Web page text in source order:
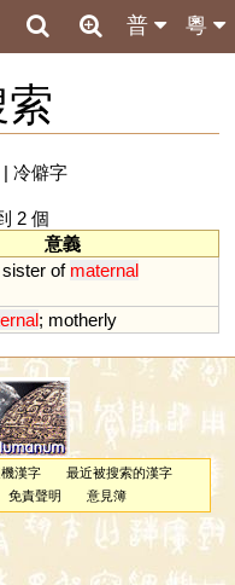
粵
普
冷僻字
2 個
意義
sister of maternal
; motherly
機漢字
最近被搜索的漢字
免責聲明 意見簿